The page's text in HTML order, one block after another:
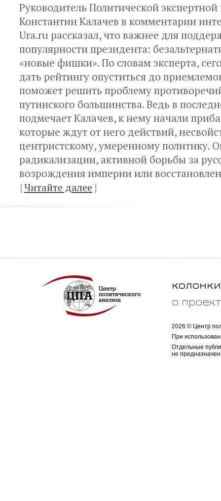
Руководитель Политической
Константин Калачев в комментарии
Ura.ru рассказал, что важнее для
популярности президента:
«новые фишки». По словам эксперта,
дать рейтингу опуститься до
поможет решить проблему
путинского большинства. Ведь в
подмечает Калачев, к нему начали
которые ждут от него действий,
центристскому, умеренному политику.
радикализации, активной борьбы за
возрождения империи или
{Читайте далее}
колонки
о
2026 © Центр
При
Отдельные
не